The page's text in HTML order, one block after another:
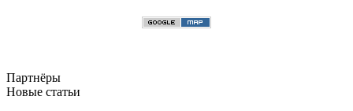
Партнёры
Новые статьи